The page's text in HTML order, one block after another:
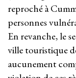
reproché à
personnes
En revanche, le
ville touristique
aucunement